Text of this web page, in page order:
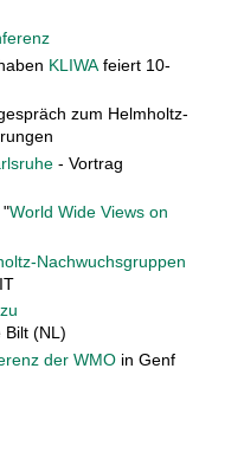
KLIWAfeiert 10-
zum Helmholtz-
- Vortrag
"World Wide Views on
Nachwuchsgruppen
(NL)
der WMOin Genf